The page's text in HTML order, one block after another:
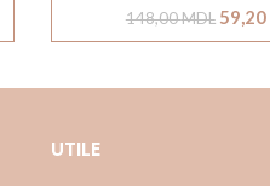
148,00MDL 59,20
UTILE